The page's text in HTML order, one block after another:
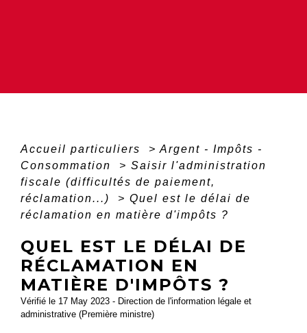
Accueil particuliers > Argent - Impôts -
Consommation
> Saisir l'administration
fiscale (difficultés de paiement,
réclamation...)
> Quel est le délai de
réclamation en matière d'impôts ?
QUEL EST LE DÉLAI DE
RÉCLAMATION EN
MATIÈRE D'IMPÔTS ?
Vérifié le 17 May 2023 - Direction de l'information légale et
administrative (Première ministre)